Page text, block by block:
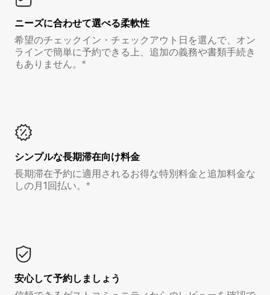
ニーズに合わせて選べる柔軟性
希望のチェックイン・チェックアウト日を選んで、オン
ラインで簡単に予約できる上、追加の義務や書類手続き
もありません。*
シンプルな長期滞在向け料金
長期滞在予約に適用されるお得な特別料金と追加料金な
しの月1回払い。*
安心して予約しましょう